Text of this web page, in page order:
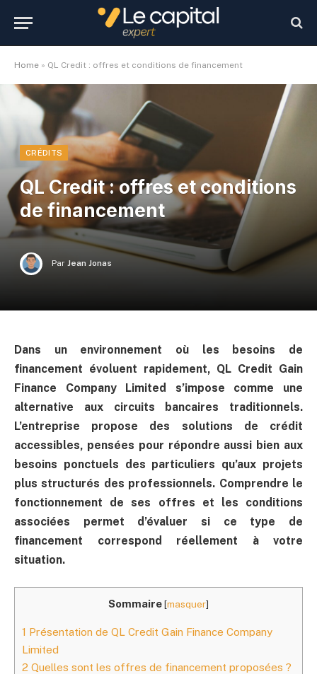
Home » QL Credit : offres et conditions de financement
CRÉDITS
QL Credit : offres et conditions
de financement
Par Jean Jonas
Dans un environnement où les besoins de
financement évoluent rapidement, QL Credit Gain
Finance Company Limited s’impose comme une
alternative aux circuits bancaires traditionnels.
L’entreprise propose des solutions de crédit
accessibles, pensées pour répondre aussi bien aux
besoins ponctuels des particuliers qu’aux projets
plus structurés des professionnels. Comprendre le
fonctionnement de ses offres et les conditions
associées permet d’évaluer si ce type de
financement correspond réellement à votre
situation.
Sommaire[masquer]
1 Présentation de QL Credit Gain Finance Company
Limited
2 Quelles sont les offres de financement proposées ?